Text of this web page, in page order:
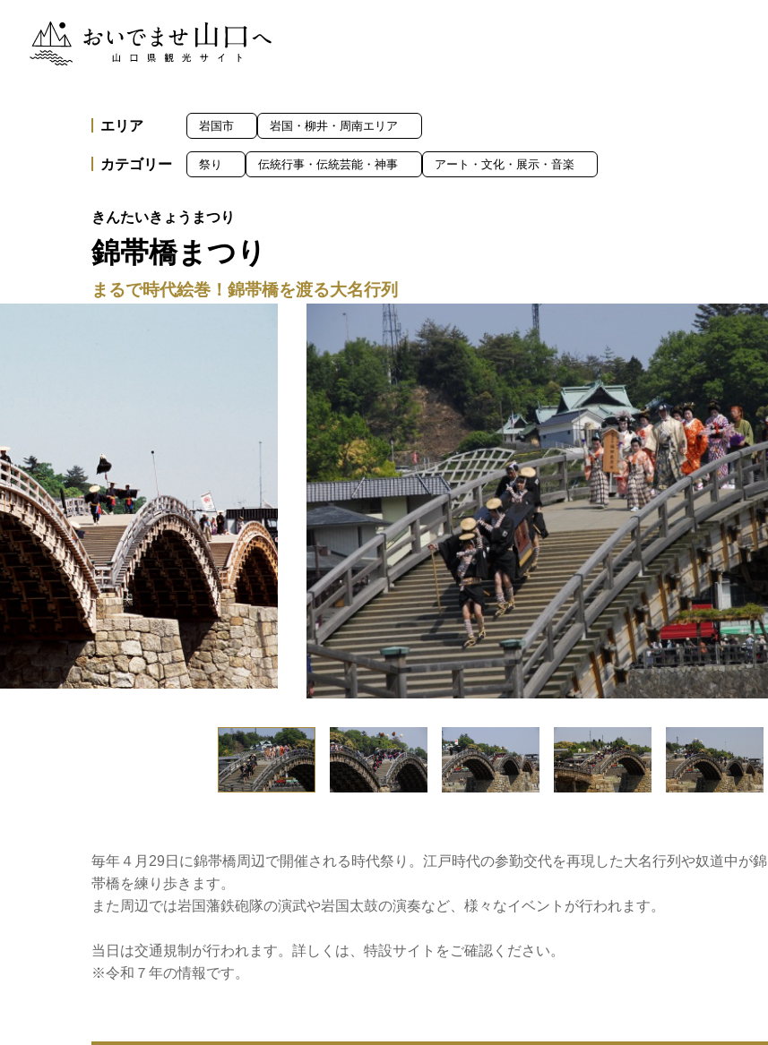
おいでませ山口へー山口県観光サイト
錦帯橋まつり
まるで時代絵巻！錦帯橋を渡る大名行列
毎年４月29日に錦帯橋周辺で開催される時代祭り。江戸時代の参勤交代を再現した大名行列や奴道中が錦
帯橋を練り歩きます。
また周辺では岩国藩鉄砲隊の演武や岩国太鼓の演奏など、様々なイベントが行われます。
当日は交通規制が行われます。詳しくは、特設サイトをご確認ください。
※令和７年の情報です。
エリア 岩国市 岩国・柳井・周南エリア
カテゴリー 祭り 伝統行事・伝統芸能・神事 アート・文化・展示・音楽